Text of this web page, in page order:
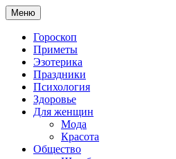
Меню
Гороскоп
Приметы
Эзотерика
Праздники
Психология
Здоровье
Для женщин
Мода
Красота
Общество